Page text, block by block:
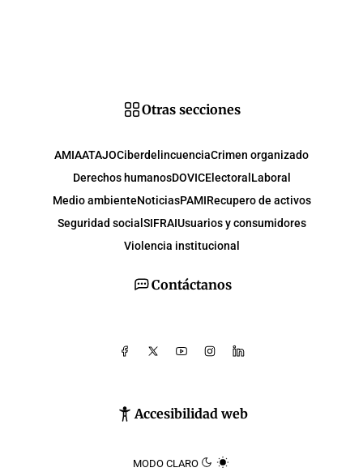
Contáctanos
Accesibilidad web
MODO CLARO
Otras secciones
AMIAATAJOCiberdelincuenciaCrimen organizado
Derechos humanosDOVICElectoral Laboral
Medio ambienteNoticiasPAMIRecupero de activos
Seguridad social SIFRAIUsuarios y consumidores
Violencia institucional